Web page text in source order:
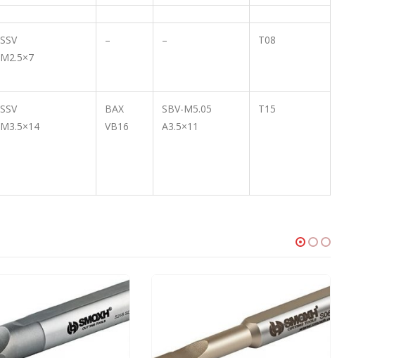
SSV
M2.5×7
– – T08
SSV
M3.5×14
BAX
VB16
SBV-M5.05
A3.5×11
T15